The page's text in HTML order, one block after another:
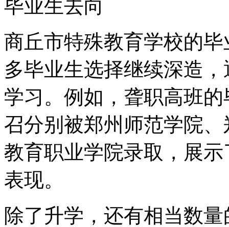
毕业生去向
商丘市特殊教育学校的
多毕业生选择继续深造
学习。例如，聋职高班
召分别被郑州师范学院
教育职业学院录取，展
表现。
除了升学，还有相当数